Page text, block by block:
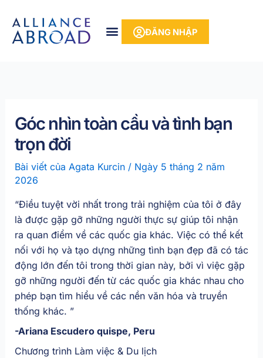
nội
dung
qua
ĐĂNG NHẬP
Góc nhìn toàn cầu và tình bạn
trọn đời
Bài viết của Agata Kurcin/ Ngày 5 tháng 2 năm
2026
“Điều tuyệt vời nhất trong trải nghiệm của tôi ở đây
là được gặp gỡ những người thực sự giúp tôi nhận
ra quan điểm về các quốc gia khác. Việc có thể kết
nối với họ và tạo dựng những tình bạn đẹp đã có tác
động lớn đến tôi trong thời gian này, bởi vì việc gặp
gỡ những người đến từ các quốc gia khác nhau cho
phép bạn tìm hiểu về các nền văn hóa và truyền
thống khác. ”
-Ariana Escudero quispe, Peru
Chương trình Làm việc & Du lịch